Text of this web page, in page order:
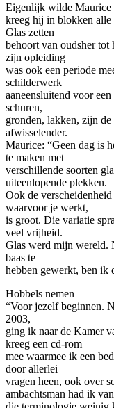
Eigenlijk wilde Maurice
kreeg hij in blokken alle
Glas zetten
behoort van oudsher tot
zijn opleiding
was ook een periode
schilderwerk
aaneensluitend voor
schuren,
gronden, lakken, zijn
afwisselender.
Maurice: “Geen dag is
te maken met
verschillende soorten
uiteenlopende plekken.
Ook de verscheidenheid
waarvoor je werkt,
is groot. Die variatie
veel vrijheid.
Glas werd mijn wereld.
baas te
hebben gewerkt, ben ik
Hobbels nemen
“Voor jezelf beginnen.
2003,
ging ik naar de Kamer
kreeg een cd-rom
mee waarmee ik een
door allerlei
vragen heen, ook over
ambachtsman had ik van